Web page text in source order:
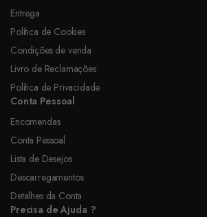
Entrega
Política de Cookies
Condições de venda
Livro de Reclamações
Política de Privacidade
Conta Pessoal
Encomendas
Conta Pessoal
Lista de Desejos
Descarregamentos
Detalhes da Conta
Precisa de Ajuda ?